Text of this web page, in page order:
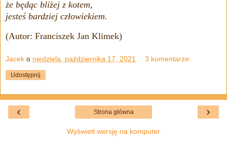
że będąc bliżej z kotem,
jesteś bardziej człowiekiem.
(Autor: Franciszek Jan Klimek)
Jacek o niedziela, października 17, 2021 3 komentarze:
Udostępnij
‹ ›
Strona główna
Wyświetl wersję na komputer